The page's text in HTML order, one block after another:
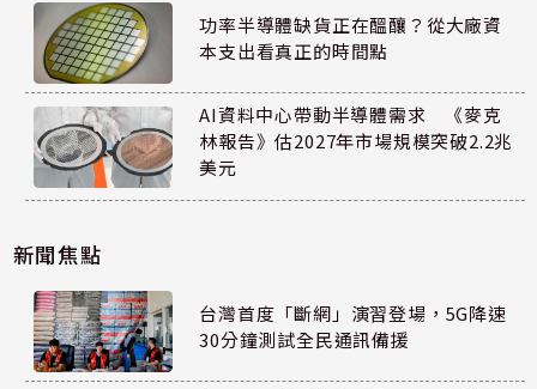
功率半導體缺貨正在醞釀？從大廠資
本支出看真正的時間點
AI資料中心帶動半導體需求 《麥克
林報告》估2027年市場規模突破2.2兆
美元
新聞焦點
台灣首度「斷網」演習登場，5G降速
30分鐘測試全民通訊備援